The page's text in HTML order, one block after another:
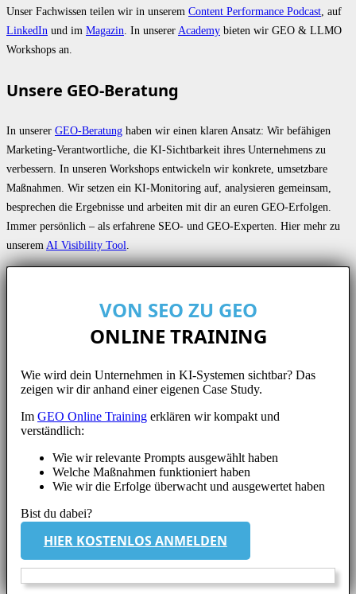
Unser Fachwissen teilen wir in unserem Content Performance Podcast , auf
LinkedIn und im Magazin . In unserer Academy bieten wir GEO & LLMO
Workshops an.
Unsere GEO-Beratung
In unserer GEO-Beratung haben wir einen klaren Ansatz: Wir befähigen
Marketing-Verantwortliche, die KI-Sichtbarkeit ihres Unternehmens zu
verbessern. In unseren Workshops entwickeln wir konkrete, umsetzbare
Maßnahmen. Wir setzen ein KI-Monitoring auf, analysieren gemeinsam,
besprechen die Ergebnisse und arbeiten mit dir an euren GEO-Erfolgen.
Immer persönlich – als erfahrene SEO- und GEO-Experten. Hier mehr zu
unseremAI Visibility Tool.
VON SEO ZU GEO
ONLINE TRAINING
Wie wird dein Unternehmen in KI-Systemen sichtbar? Das
zeigen wir dir anhand einer eigenen Case Study.
Im GEO Online Training erklären wir kompakt und
verständlich:
Wie wir relevante Prompts ausgewählt haben
Welche Maßnahmen funktioniert haben
Wie wir die Erfolge überwacht und ausgewertet haben
Bist du dabei?
HIER KOSTENLOS ANMELDEN